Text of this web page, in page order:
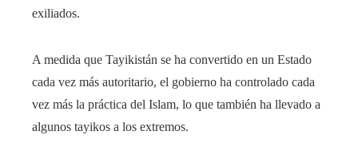
exiliados.
A medida que Tayikistán se ha convertido en un Estado
cada vez más autoritario, el gobierno ha controlado cada
vez más la práctica del Islam, lo que también ha llevado a
algunos tayikos a los extremos.